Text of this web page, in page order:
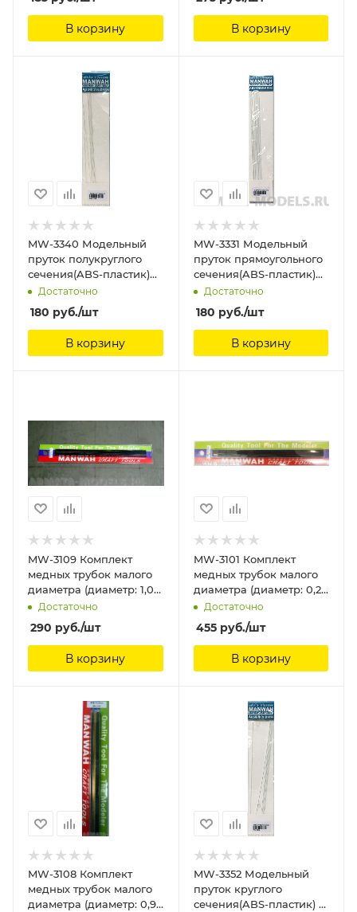
В корзину В корзину
MW-3340 Модельный
пруток полукруглого
сечения(ABS-пластик)
1.0mm*250mm 8шт
ManWah
Достаточно
180 руб./шт
В корзину
MW-3331 Модельный
пруток прямоугольного
сечения(ABS-пластик)
4*2*250mm 4шт
ManWah
Достаточно
180 руб./шт
В корзину
MW-3109 Комплект
медных трубок малого
диаметра (диаметр: 1,0
мм) (5 шт.) ManWah
Достаточно
290 руб./шт
В корзину
MW-3101 Комплект
медных трубок малого
диаметра (диаметр: 0,2
мм) (2 шт.) ManWah
Достаточно
455руб./шт
В корзину
MW-3108 Комплект
медных трубок малого
диаметра (диаметр: 0,9
MW-3352 Модельный
пруток круглого
сечения(ABS-пластик) ?